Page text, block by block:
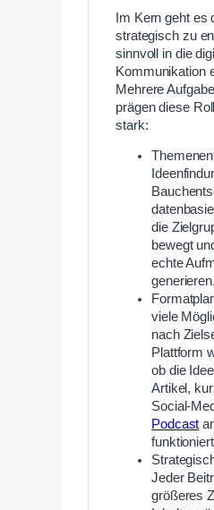
Im Kern geht es
strategisch zu
sinnvoll in die
Kommunikation
Mehrere
prägen diese
stark:
die
bewegt
echte
generieren.
viele
nach
Plattform
ob die
Artikel,
Social-
Podcast
Jeder
größeres